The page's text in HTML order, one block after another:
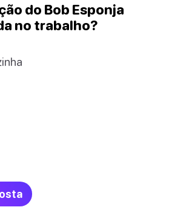
do Bob Esponja
no trabalho?